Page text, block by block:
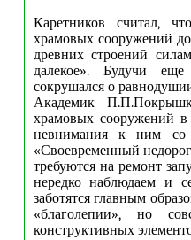
Каретников считал,
храмовых сооружений
древних строений
далекое». Будучи
сокрушался о
Академик
храмовых сооружений
невнимания к ним со
«Своевременный
требуются на ремонт
нередко наблюдаем и
заботятся главным
«благолепии», но
конструктивных